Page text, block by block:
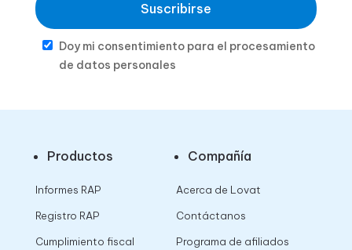
Suscribirse
Doy mi consentimiento para el procesamiento
de datos personales
Productos
Informes RAP
Registro RAP
Cumplimiento fiscal
Compañía
Acerca de Lovat
Contáctanos
Programa de afiliados